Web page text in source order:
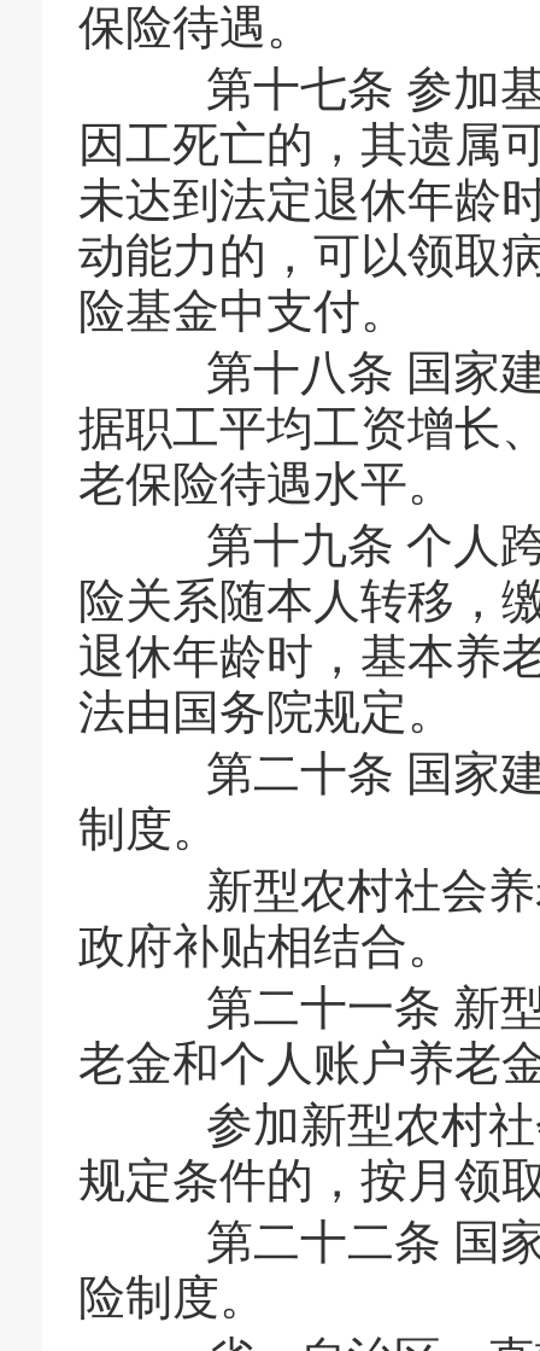
保险待遇。
第十七条 参加基
因工死亡的，其遗属
未达到法定退休年龄
动能力的，可以领取
险基金中支付。
第十八条 国家建
据职工平均工资增长
老保险待遇水平。
第十九条 个人跨
险关系随本人转移，
退休年龄时，基本养
法由国务院规定。
第二十条 国家建
制度。
新型农村社会养
政府补贴相结合。
第二十一条 新型
老金和个人账户养老
参加新型农村社
规定条件的，按月领
第二十二条 国家
险制度。